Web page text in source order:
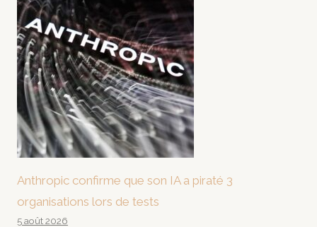
Anthropic confirme que son IA a piraté 3
organisations lors de tests
5 août 2026